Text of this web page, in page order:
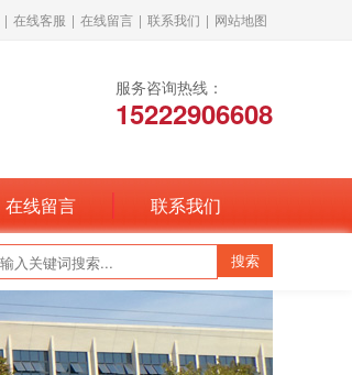
| 在线客服 | 在线留言 | 联系我们 | 网站地图
服务咨询热线：
15222906608
在线留言 联系我们